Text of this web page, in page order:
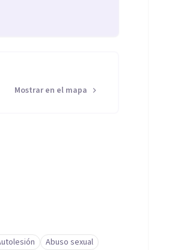
Mostrar en el mapa
Abuso sexual